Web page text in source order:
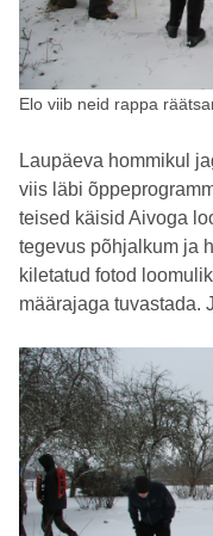
Elo viib neid rappa
Laupäeva hommikul
viis läbi
teised käisid Aivoga
tegevus põhjalkum ja
kiletatud fotod
määrajaga tuvastada.